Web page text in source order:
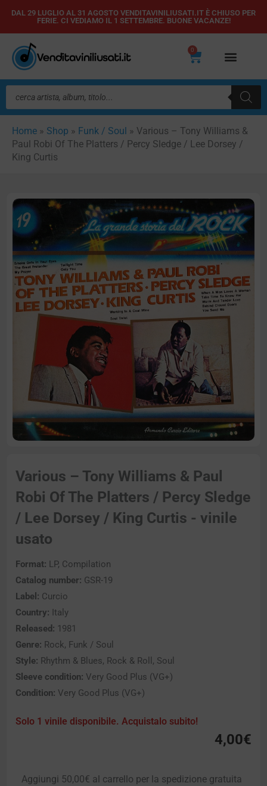
Vai
contenuto
DAL 29 LUGLIO AL 31 AGOSTO VENDITAVINILIUSATI.IT È CHIUSO PER
FERIE. CI VEDIAMO IL 1 SETTEMBRE. BUONE VACANZE!
0
Carrello
Ricerca
prodotti
Home » Shop » Funk / Soul » Various – Tony Williams &
Paul Robi Of The Platters / Percy Sledge / Lee Dorsey /
King Curtis
Various – Tony Williams & Paul
Robi Of The Platters / Percy Sledge
/ Lee Dorsey / King Curtis - vinile
usato
Format: LP, Compilation
Catalog number: GSR-19
Label: Curcio
Country: Italy
Released: 1981
Genre: Rock, Funk / Soul
Style: Rhythm & Blues, Rock & Roll, Soul
Sleeve condition: Very Good Plus (VG+)
Condition: Very Good Plus (VG+)
Solo 1 vinile disponibile. Acquistalo subito!
4,00€
Aggiungi 50,00€ al carrello per la spedizione gratuita